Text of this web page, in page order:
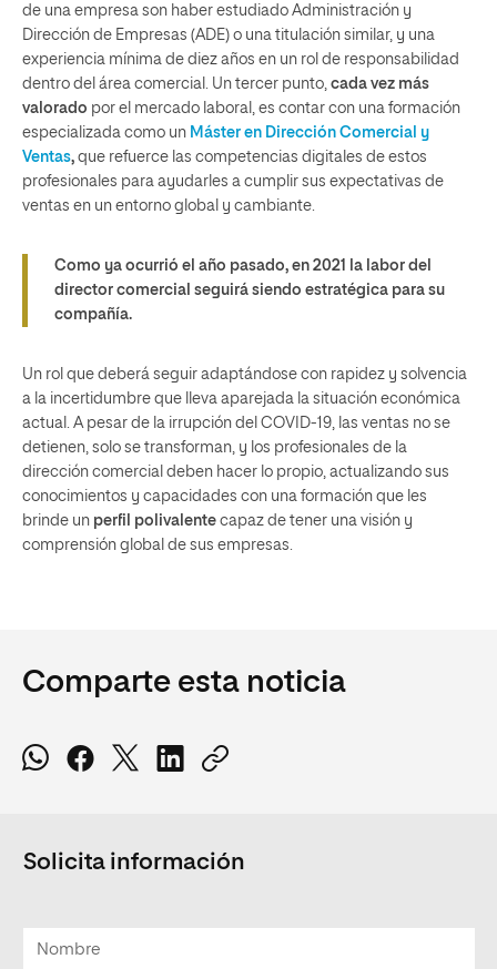
de una empresa son haber estudiado Administración y
Dirección de Empresas (ADE) o una titulación similar, y una
experiencia mínima de diez años en un rol de responsabilidad
dentro del área comercial. Un tercer punto, cada vez más
valorado por el mercado laboral, es contar con una formación
especializada como un Máster en Dirección Comercial y
Ventas, que refuerce las competencias digitales de estos
profesionales para ayudarles a cumplir sus expectativas de
ventas en un entorno global y cambiante.
Como ya ocurrió el año pasado, en 2021
la labor del
director comercial seguirá siendo estratégica para su
compañía.
Un rol que deberá seguir adaptándose con rapidez y solvencia
a la incertidumbre que lleva aparejada la situación económica
actual. A pesar de la irrupción del COVID-19, las ventas no se
detienen, solo se transforman, y los profesionales de la
dirección comercial deben hacer lo propio, actualizando sus
conocimientos y capacidades con una formación que les
brinde un perfil polivalente capaz de tener una visión y
comprensión global de sus empresas.
Comparte esta noticia
Solicita información